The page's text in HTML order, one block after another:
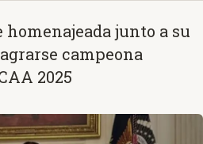
junto a su
campeona
2025